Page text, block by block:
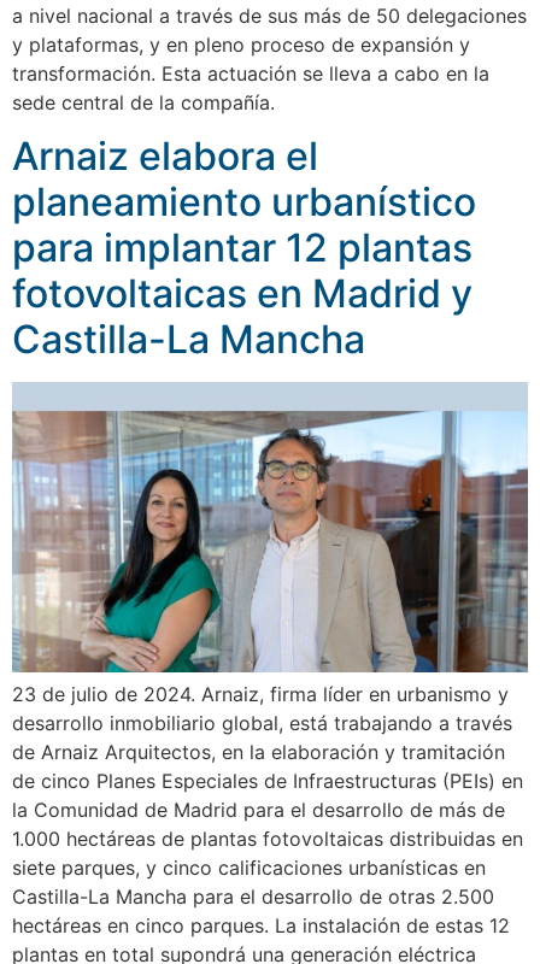
a nivel nacional a través de sus más de 50 delegaciones
y plataformas, y en pleno proceso de expansión y
transformación. Esta actuación se lleva a cabo en la
sede central de la compañía.
Arnaiz elabora el
planeamiento urbanístico
para implantar 12 plantas
fotovoltaicas en Madrid y
Castilla-La Mancha
23 de julio de 2024. Arnaiz, firma líder en urbanismo y
desarrollo inmobiliario global, está trabajando a través
de Arnaiz Arquitectos, en la elaboración y tramitación
de cinco Planes Especiales de Infraestructuras (PEIs) en
la Comunidad de Madrid para el desarrollo de más de
1.000 hectáreas de plantas fotovoltaicas distribuidas en
siete parques, y cinco calificaciones urbanísticas en
Castilla-La Mancha para el desarrollo de otras 2.500
hectáreas en cinco parques. La instalación de estas 12
plantas en total supondrá una generación eléctrica